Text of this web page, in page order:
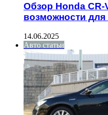
Обзор Honda CR-
возможности для
14.06.2025
Авто статьи